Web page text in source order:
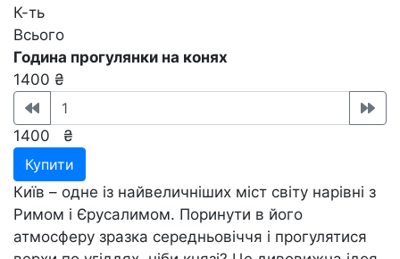
К-ть
Всього
Година прогулянки на конях
1400 ₴
1400
₴
Купити
Київ – одне із найвеличніших міст світу нарівні з
Римом і Єрусалимом. Поринути в його
атмосферу зразка середньовіччя і прогулятися